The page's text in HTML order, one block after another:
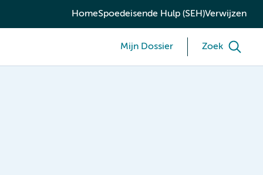
HomeSpoedeisende Hulp (SEH)Verwijzen
Mijn Dossier Zoek